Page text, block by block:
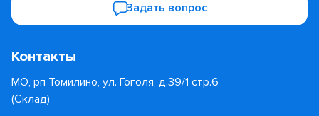
Задать вопрос
Контакты
МО, рп Томилино, ул. Гоголя, д.39/1 стр.6
(Склад)